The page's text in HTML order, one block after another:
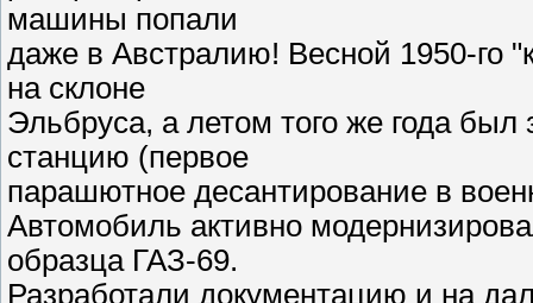
машины попали
даже в Австралию! Весной 1950-го
на склоне
Эльбруса, а летом того же года
станцию (первое
парашютное десантирование в
Автомобиль активно
образца ГАЗ-69.
Разработали документацию и на